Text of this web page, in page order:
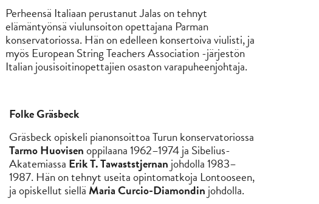
Perheensä Italiaan perustanut Jalas on tehnyt
elämäntyönsä viulunsoiton opettajana Parman
konservatoriossa. Hän on edelleen konsertoiva viulisti, ja
myös European String Teachers Association -järjestön
Italian jousisoitinopettajien osaston varapuheenjohtaja.
Folke Gräsbeck
Gräsbeck opiskeli pianonsoittoa Turun konservatoriossa
Tarmo Huovisenoppilaana 1962–1974 ja Sibelius-
Akatemiassa Erik T. Tawaststjernan johdolla 1983–
1987. Hän on tehnyt useita opintomatkoja Lontooseen,
ja opiskellut siellä Maria Curcio-Diamondin johdolla.